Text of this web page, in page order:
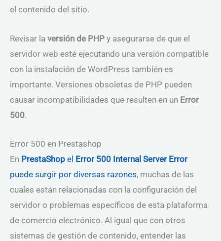
el contenido del sitio.
Revisar la versión de PHP y asegurarse de que el
servidor web esté ejecutando una versión compatible
con la instalación de WordPress también es
importante. Versiones obsoletas de PHP pueden
causar incompatibilidades que resulten en un Error
500.
Error 500 en Prestashop
En PrestaShop el Error 500 Internal Server Error
puede surgir por diversas razones, muchas de las
cuales están relacionadas con la configuración del
servidor o problemas específicos de esta plataforma
de comercio electrónico. Al igual que con otros
sistemas de gestión de contenido, entender las